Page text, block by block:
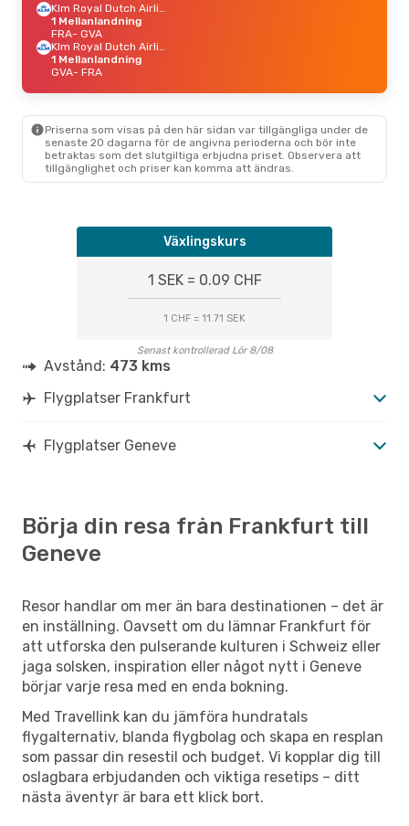
Klm Royal Dutch Airlines
1 Mellanlandning
FRA- GVA
Klm Royal Dutch Airlines
1 Mellanlandning
GVA- FRA
Priserna som visas på den här sidan var tillgängliga under de
senaste 20 dagarna för de angivna perioderna och bör inte
betraktas som det slutgiltiga erbjudna priset. Observera att
tillgänglighet och priser kan komma att ändras.
Växlingskurs
1 SEK = 0.09 CHF
1 CHF = 11.71 SEK
Senast kontrollerad Lör 8/08
Avstånd: 473 kms
Flygplatser Frankfurt
Flygplatser Geneve
Börja din resa från Frankfurt till
Geneve
Resor handlar om mer än bara destinationen – det är
en inställning. Oavsett om du lämnar Frankfurt för
att utforska den pulserande kulturen i Schweiz eller
jaga solsken, inspiration eller något nytt i Geneve
börjar varje resa med en enda bokning.
Med Travellink kan du jämföra hundratals
flygalternativ, blanda flygbolag och skapa en resplan
som passar din resestil och budget. Vi kopplar dig till
oslagbara erbjudanden och viktiga resetips – ditt
nästa äventyr är bara ett klick bort.